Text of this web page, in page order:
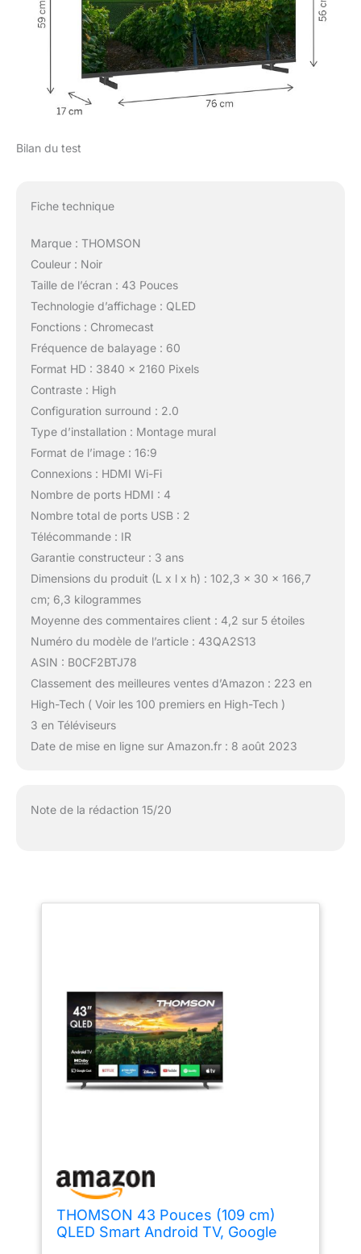
Bilan du test
Fiche technique
Marque : THOMSON
Couleur : Noir
Taille de l’écran : 43 Pouces
Technologie d’affichage : QLED
Fonctions : Chromecast
Fréquence de balayage : 60
Format HD : 3840 x 2160 Pixels
Contraste : High
Configuration surround : 2.0
Type d’installation : Montage mural
Format de l’image : 16:9
Connexions : HDMI Wi-Fi
Nombre de ports HDMI : 4
Nombre total de ports USB : 2
Télécommande : IR
Garantie constructeur : 3 ans
Dimensions du produit (L x l x h) : 102,3 x 30 x 166,7
cm; 6,3 kilogrammes
Moyenne des commentaires client : 4,2 sur 5 étoiles
Numéro du modèle de l’article : 43QA2S13
ASIN : B0CF2BTJ78
Classement des meilleures ventes d’Amazon : 223 en
High-Tech ( Voir les 100 premiers en High-Tech )
3 en Téléviseurs
Date de mise en ligne sur Amazon.fr : 8 août 2023
Note de la rédaction 15/20
THOMSON 43 Pouces (109 cm)
QLED Smart Android TV, Google